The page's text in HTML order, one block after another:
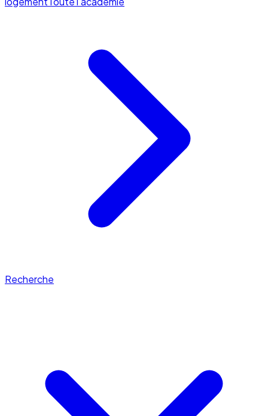
Recherche